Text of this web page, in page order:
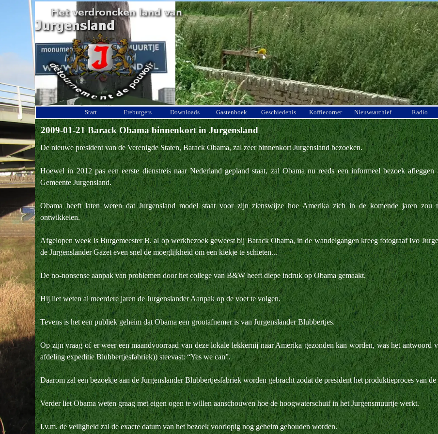
Ga naar de inhoud
Menu overslaan
Start Ereburgers Downloads Gastenboek Geschiedenis Koffiecorner Nieuwsarchief Radio
2009-01-21 Barack Obama binnenkort in Jurgensland
De nieuwe president van de Verenigde Staten, Barack Obama, zal zeer binnenkort Jurgensland bezoeken.
Hoewel in 2012 pas een eerste dienstreis naar Nederland gepland staat, zal Obama nu reeds een informeel bezoek afleggen
Gemeente Jurgensland.
Obama heeft laten weten dat Jurgensland model staat voor zijn zienswijze hoe Amerika zich in de komende jaren zou
ontwikkelen.
Afgelopen week is Burgemeester B. al op werkbezoek geweest bij Barack Obama, in de wandelgangen kreeg fotograaf Ivo
de Jurgenslander Gazet even snel de moeglijkheid om een kiekje te schieten...
De no-nonsense aanpak van problemen door het college van B&W heeft diepe indruk op Obama gemaakt.
Hij liet weten al meerdere jaren de Jurgenslander Aanpak op de voet te volgen.
Tevens is het een publiek geheim dat Obama een grootafnemer is van Jurgenslander Blubbertjes.
Op zijn vraag of er weer een maandvoorraad van deze lokale lekkernij naar Amerika gezonden kan worden, was het antwoord
afdeling expeditie Blubbertjesfabriek)) steevast: “Yes we can”.
Daarom zal een bezoekje aan de Jurgenslander Blubbertjesfabriek worden gebracht zodat de president het produktieproces van
Verder liet Obama weten graag met eigen ogen te willen aanschouwen hoe de hoogwaterschuif in het Jurgensmuurtje werkt.
I.v.m. de veiligheid zal de exacte datum van het bezoek voorlopig nog geheim gehouden worden.